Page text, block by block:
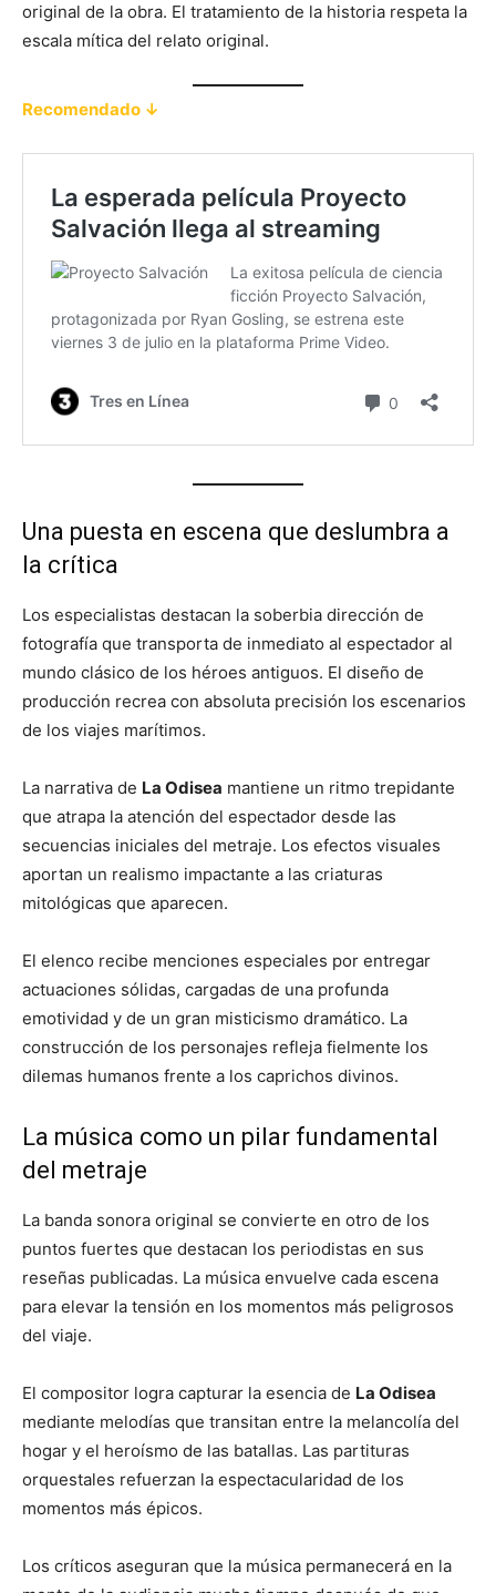
original de la obra. El tratamiento de la historia respeta la
escala mítica del relato original.
Recomendado ↓
Una puesta en escena que deslumbra a
la crítica
Los especialistas destacan la soberbia dirección de
fotografía que transporta de inmediato al espectador al
mundo clásico de los héroes antiguos. El diseño de
producción recrea con absoluta precisión los escenarios
de los viajes marítimos.
La narrativa de La Odisea mantiene un ritmo trepidante
que atrapa la atención del espectador desde las
secuencias iniciales del metraje. Los efectos visuales
aportan un realismo impactante a las criaturas
mitológicas que aparecen.
El elenco recibe menciones especiales por entregar
actuaciones sólidas, cargadas de una profunda
emotividad y de un gran misticismo dramático. La
construcción de los personajes refleja fielmente los
dilemas humanos frente a los caprichos divinos.
La música como un pilar fundamental
del metraje
La banda sonora original se convierte en otro de los
puntos fuertes que destacan los periodistas en sus
reseñas publicadas. La música envuelve cada escena
para elevar la tensión en los momentos más peligrosos
del viaje.
El compositor logra capturar la esencia de La Odisea
mediante melodías que transitan entre la melancolía del
hogar y el heroísmo de las batallas. Las partituras
orquestales refuerzan la espectacularidad de los
momentos más épicos.
Los críticos aseguran que la música permanecerá en la